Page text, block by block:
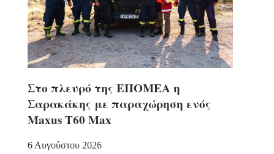
Στο πλευρό της ΕΠΟΜΕΑ η
Σαρακάκης με παραχώρηση ενός
Maxus T60 Max
6 Αυγούστου 2026